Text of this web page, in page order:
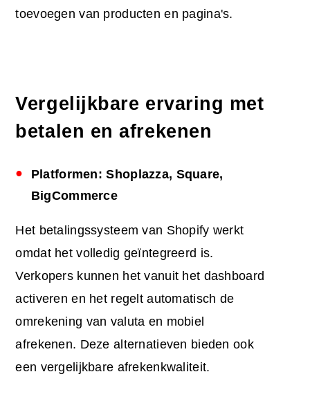
toevoegen van producten en pagina's.
Vergelijkbare ervaring met
betalen en afrekenen
Platformen: Shoplazza, Square,
BigCommerce
Het betalingssysteem van Shopify werkt
omdat het volledig geïntegreerd is.
Verkopers kunnen het vanuit het dashboard
activeren en het regelt automatisch de
omrekening van valuta en mobiel
afrekenen. Deze alternatieven bieden ook
een vergelijkbare afrekenkwaliteit.